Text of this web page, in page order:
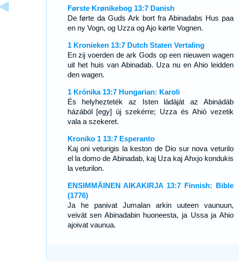
Første Krønikebog 13:7 Danish
De førte da Guds Ark bort fra Abinadabs Hus paa
en ny Vogn, og Uzza og Ajo kørte Vognen.
1 Kronieken 13:7 Dutch Staten Vertaling
En zij voerden de ark Gods op een nieuwen wagen
uit het huis van Abinadab. Uza nu en Ahio leidden
den wagen.
1 Krónika 13:7 Hungarian: Karoli
És helyhezteték az Isten ládáját az Abinádáb
házából [egy] új szekérre; Uzza és Ahió vezetik
vala a szekeret.
Kroniko 1 13:7 Esperanto
Kaj oni veturigis la keston de Dio sur nova veturilo
el la domo de Abinadab, kaj Uza kaj Ahxjo kondukis
la veturilon.
ENSIMMÄINEN AIKAKIRJA 13:7 Finnish: Bible
(1776)
Ja he panivat Jumalan arkin uuteen vaunuun,
veivät sen Abinadabin huoneesta, ja Ussa ja Ahio
ajoivat vaunua.